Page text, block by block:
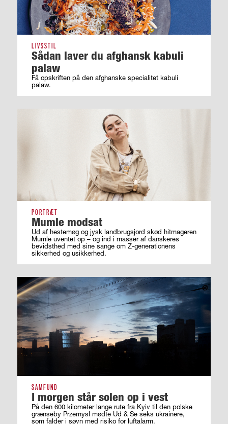
LIVSSTIL
Sådan laver du afghansk kabuli
palaw
Få opskriften på den afghanske specialitet kabuli
palaw.
PORTRÆT
Mumle modsat
Ud af hestemøg og jysk landbrugsjord skød hitmageren
Mumle uventet op – og ind i masser af ­danskeres
bevidsthed med sine sange om ­Z-generationens
sikkerhed og usikkerhed.
SAMFUND
I morgen står solen op i vest
På den 600 kilometer lange rute fra Kyiv til den polske
grænseby Przemysl mødte Ud & Se seks ukrainere,
som falder i søvn med risiko for luftalarm.